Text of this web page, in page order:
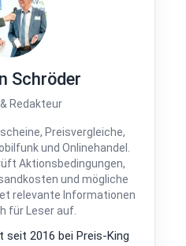
Schröder
Redakteur
Preisvergleiche,
und Onlinehandel.
Aktionsbedingungen,
und mögliche
relevante Informationen
für Leser auf.
seit 2016 bei Preis-King